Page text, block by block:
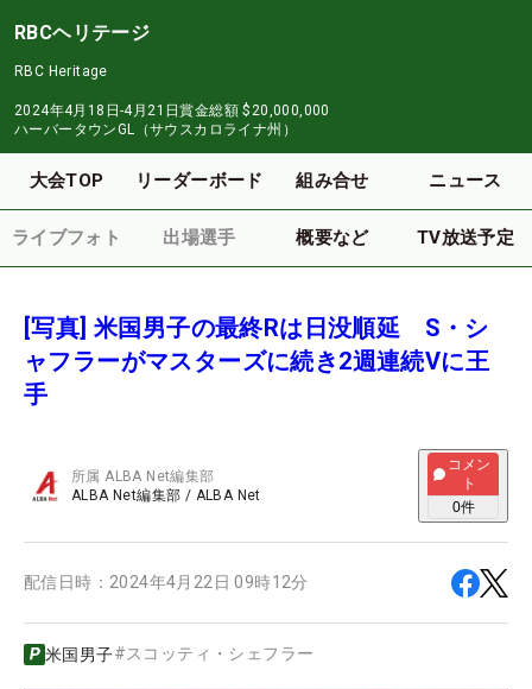
RBCヘリテージ
RBC Heritage
2024年4月18日-4月21日賞金総額 $20,000,000
ハーバータウンGL（サウスカロライナ州）
大会TOP リーダーボード 組み合せ ニュース
ライブフォト 出場選手 概要など TV放送予定
[写真] 米国男子の最終Rは日没順延 S・シ
ャフラーがマスターズに続き2週連続Vに王
手
所属ALBA Net編集部
ALBA Net編集部 / ALBA Net
コメン
ト
0件
配信日時： 2024年4月22日 09時12分
米国男子#スコッティ・シェフラー